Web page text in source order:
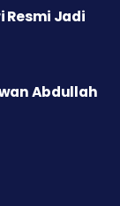
Resmi Jadi
Abdullah